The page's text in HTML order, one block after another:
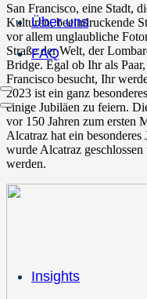
Über uns
FAQ
Insights
San Francisco, eine Stadt,
Kulturen, beeindruckende
vor allem unglaubliche
Straße der Welt, der
Bridge. Egal ob Ihr als
Francisco besucht, Ihr
2023 ist ein ganz
einige Jubiläen zu feiern.
vor 150 Jahren zum ersten
Alcatraz hat ein
wurde Alcatraz
werden.